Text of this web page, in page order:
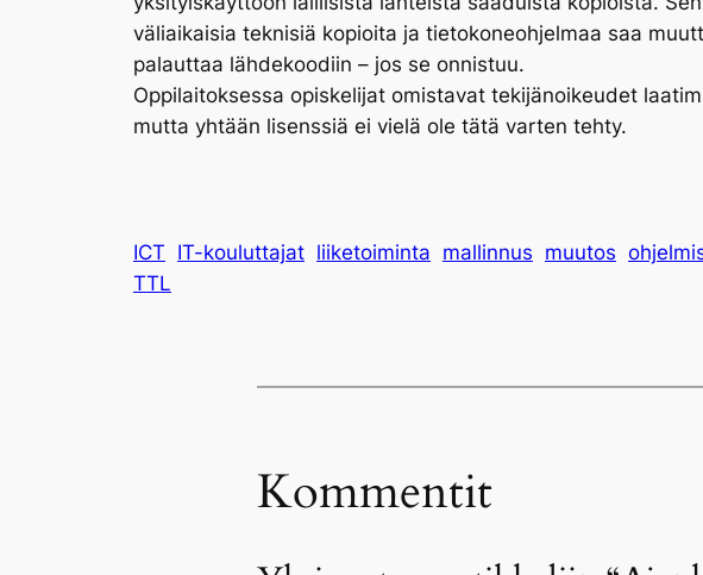
väliaikaisia teknisiä kopioita ja tietokoneohjelmaa saa
palauttaa lähdekoodiin – jos se onnistuu.
Oppilaitoksessa opiskelijat omistavat tekijänoikeudet
mutta yhtään lisenssiä ei vielä ole tätä varten tehty.
ICT IT-kouluttajat liiketoiminta mallinnus muutos
TTL
Kommentit